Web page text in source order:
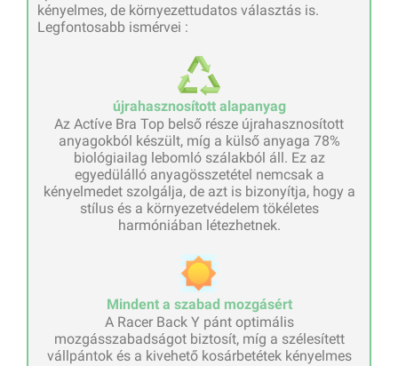
kényelmes, de környezettudatos választás is.
Legfontosabb ismérvei :
újrahasznosított alapanyag
Az Actíve Bra Top belső része újrahasznosított
anyagokból készült, míg a külső anyaga 78%
biológiailag lebomló szálakból áll. Ez az
egyedülálló anyagösszetétel nemcsak a
kényelmedet szolgálja, de azt is bizonyítja, hogy a
stílus és a környezetvédelem tökéletes
harmóniában létezhetnek.
Mindent a szabad mozgásért
A Racer Back Y pánt optimális
mozgásszabadságot biztosít, míg a szélesített
vállpántok és a kivehető kosárbetétek kényelmes